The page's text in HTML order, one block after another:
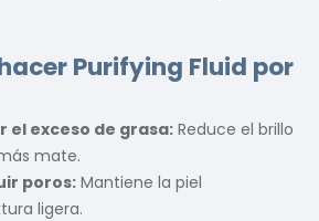
Purifying Fluid por
el exceso de grasa: Reduce el brillo
mate.
poros: Mantiene la piel
ligera.